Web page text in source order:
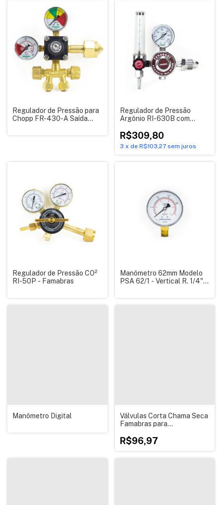
Regulador de Pressão para
Chopp FR-430-A Saída
Regulador de Pressão
Argônio RI-630B com
R$309,80
3 x de R$103,27 sem juros
Regulador de Pressão CO²
RI-50P - Famabras
Manômetro 62mm Modelo
PSA 62/1 - Vertical R. 1/4"
Manômetro Digital
Válvulas Corta Chama Seca
Famabras para
R$96,97